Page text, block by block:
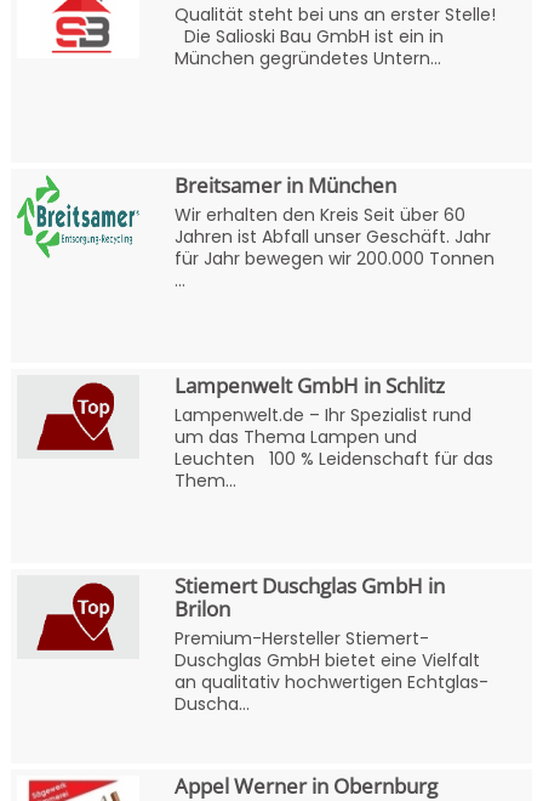
Qualität steht bei uns an erster Stelle!
Die Salioski Bau GmbH ist ein in
München gegründetes Untern...
Breitsamer in München
Wir erhalten den Kreis Seit über 60
Jahren ist Abfall unser Geschäft. Jahr
für Jahr bewegen wir 200.000 Tonnen
...
Lampenwelt GmbH in Schlitz
Lampenwelt.de – Ihr Spezialist rund
um das Thema Lampen und
Leuchten 100 % Leidenschaft für das
Them...
Stiemert Duschglas GmbH in
Brilon
Premium-Hersteller Stiemert-
Duschglas GmbH bietet eine Vielfalt
an qualitativ hochwertigen Echtglas-
Duscha...
Appel Werner in Obernburg